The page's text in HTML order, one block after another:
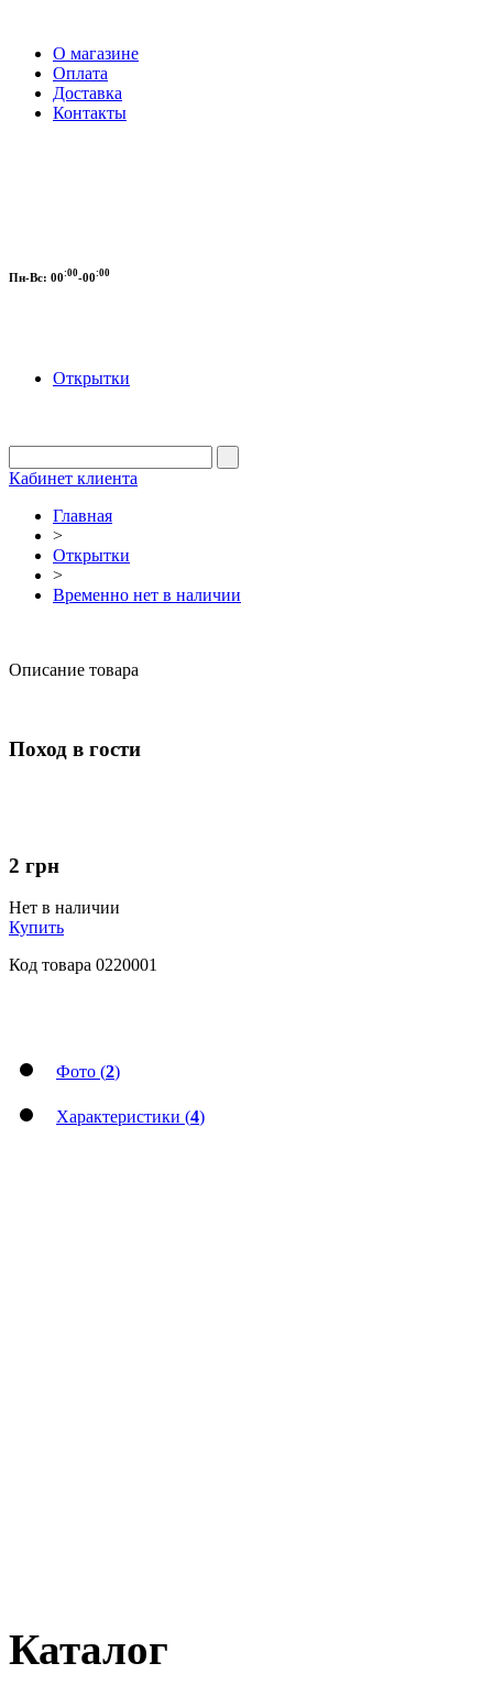
О магазине
Оплата
Доставка
Контакты
Пн-Вс: 00:00-00:00
Открытки
Кабинет клиента
Главная
>
Открытки
>
Временно нет в наличии
Описание товара
Поход в гости
2 грн
Нет в наличии
Купить
Код товара 0220001
Фото (2)
Характеристики (4)
Каталог